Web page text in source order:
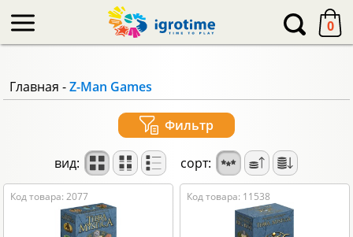
0
Главная - Z-Man Games
Фильтр
вид: сорт:
Код товара: 2077 Код товара: 11538